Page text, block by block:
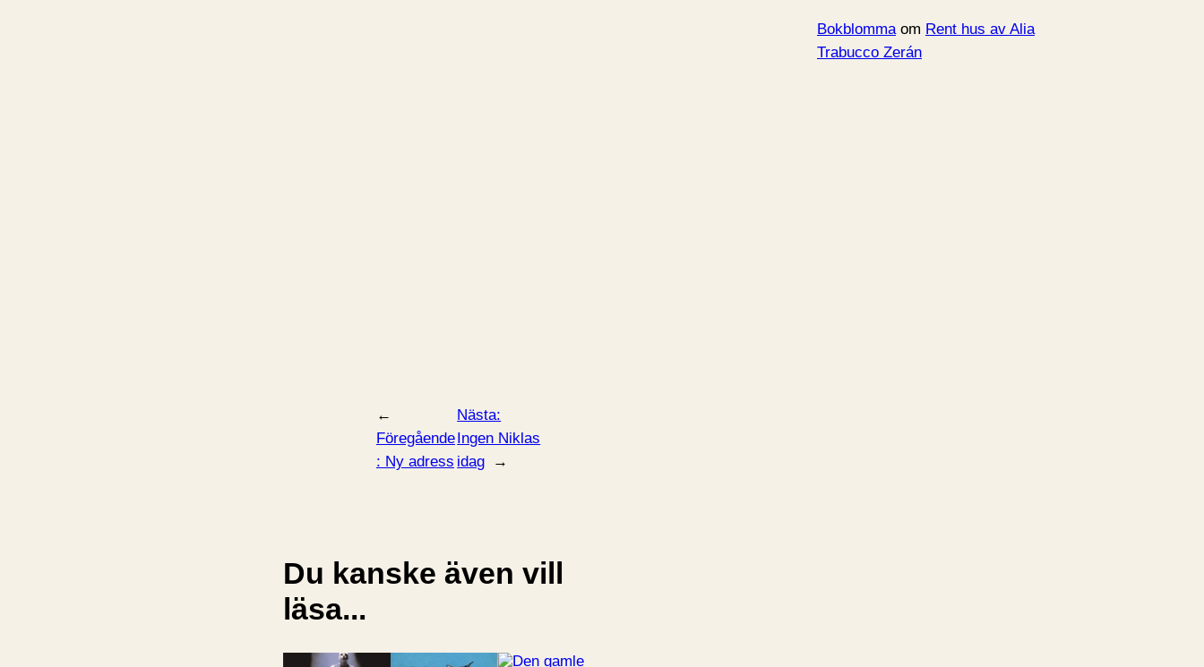
←
Föregående
: Ny adress
Nästa:
Ingen Niklas
idag
→
Du kanske även vill
läsa...
Bokblommaom Rent hus av Alia
Trabucco Zerán